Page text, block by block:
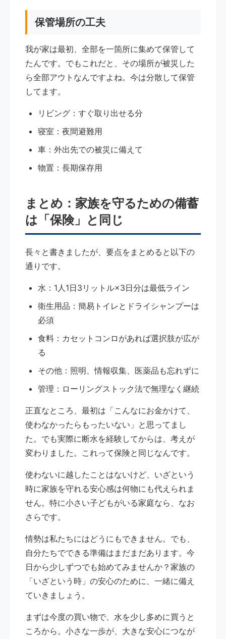
保管場所の工夫
我が家は最初、全部を一箇所に集めて保管して
たんです。でもこれだと、その場所が被災した
ら全部アウトなんですよね。今は分散して保管
してます。
リビング：すぐ取り出せる分
寝室：夜間避難用
車：外出先での被災に備えて
物置：長期保存用
まとめ：家族を守るための備蓄
は「保険」と同じ
長々と書きましたが、要点をまとめると以下の
通りです。
水：1人1日3リットル×3日分は最低ライン
衛生用品：簡易トイレとドライシャンプーは
必須
食料：カセットコンロがあれば選択肢が広が
る
その他：照明、情報収集、医薬品も忘れずに
管理：ローリングストック法で無理なく継続
正直なところ、最初は「こんなにお金かけて、
使わなかったらもったいない」と思ってまし
た。でも実際に断水を経験してからは、考えが
変わりました。これって保険と同じなんです。
使わないに越したことはないけど、いざという
時に家族を守れる安心感は何物にも代えられま
せん。特に小さい子どもがいる家庭なら、なお
さらです。
情勢は私たちにはどうにもできません。でも、
自分たちでできる準備はまだまだあります。今
日から少しずつでも始めてみませんか？家族の
「いざという時」の安心のために、一緒に備え
ていきましょう。
まずは今度の買い物で、水を少し多めに買うと
ころから。小さな一歩が、大きな安心につなが